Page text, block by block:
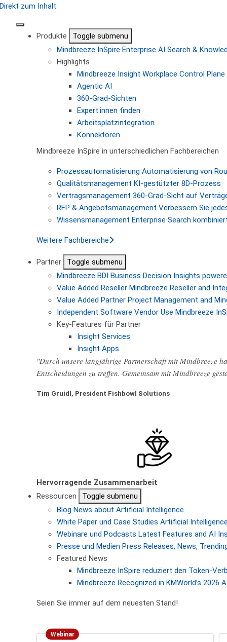
Direkt zum Inhalt
Produkte
Toggle submenu
Mindbreeze InSpire Enterprise AI Search &
Highlights
Mindbreeze Insight Workplace Control
Agentic AI
360-Grad-Sichten
Expert:innen finden
Arbeitsplatzintegration
Konnektoren
Mindbreeze InSpire in unterschiedlichen Fachbereichen
Prozessautomatisierung Automatisierung von
Qualitätsmanagement KI-gestützter 8D-Prozess
Vertragsmanagement 360-Grad-Sicht auf
RFP & Angebotsmanagement Verbessern Sie
Wissensmanagement Enterprise Search
Weitere Fachbereiche
Partner
Toggle submenu
Mindbreeze BDI Business Decision Insights
Value Added Reseller Mindbreeze Reseller and
Value Added Partner Project Management and
Independent Software Vendor Use Mindbreeze
Key-Features für Partner
Insight Services
Insight Apps
"Durch unsere langjährige Partnerschaft mit Mindbreeze
Entscheidungen zu treffen. Gemeinsam mit Mindbreeze
Tim Gruidl, President Fishbowl Solutions
Hervorragende Zusammenarbeit
Ressourcen
Toggle submenu
Blog News about Artificial Intelligence
White Paper und Case Studies Artificial
Webinare und Podcasts Latest Features and AI
Presse und Medien Press Releases, News,
Featured News
Mindbreeze InSpire reduziert den Token-
Mindbreeze Recognized in KMWorld’s
Seien Sie immer auf dem neuesten Stand!
Webinar